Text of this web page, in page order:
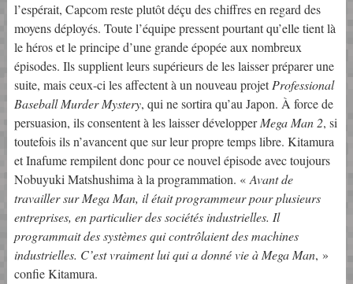
l’espérait, Capcom reste plutôt déçu des chiffres en regard des
moyens déployés. Toute l’équipe pressent pourtant qu’elle tient là
le héros et le principe d’une grande épopée aux nombreux
épisodes. Ils supplient leurs supérieurs de les laisser préparer une
suite, mais ceux-ci les affectent à un nouveau projetProfessional
Baseball Murder Mystery, qui ne sortira qu’au Japon. À force de
persuasion, ils consentent à les laisser développerMega Man 2, si
toutefois ils n’avancent que sur leur propre temps libre. Kitamura
et Inafume rempilent donc pour ce nouvel épisode avec toujours
Nobuyuki Matshushima à la programmation. « Avant de
travailler sur Mega Man, il était programmeur pour plusieurs
entreprises, en particulier des sociétés industrielles. Il
programmait des systèmes qui contrôlaient des machines
industrielles. C’est vraiment lui qui a donné vie à Mega Man, »
confie Kitamura.